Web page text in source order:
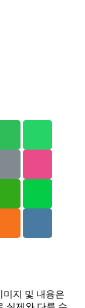
/ 관심고객등록
해당정보를 파
필요한 용도 이
지 및 내용은